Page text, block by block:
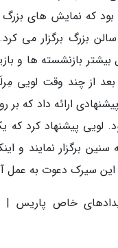
بود که نمایش های
بزرگ برگزار می
مسائل بیشتر بازنشسته ها
از چند وقت لویی
ارائه داد که بر
لویی پیشنهاد کرد
برگزار نمایند و
این سیرک دعوت به عمل
خاص پاریس |